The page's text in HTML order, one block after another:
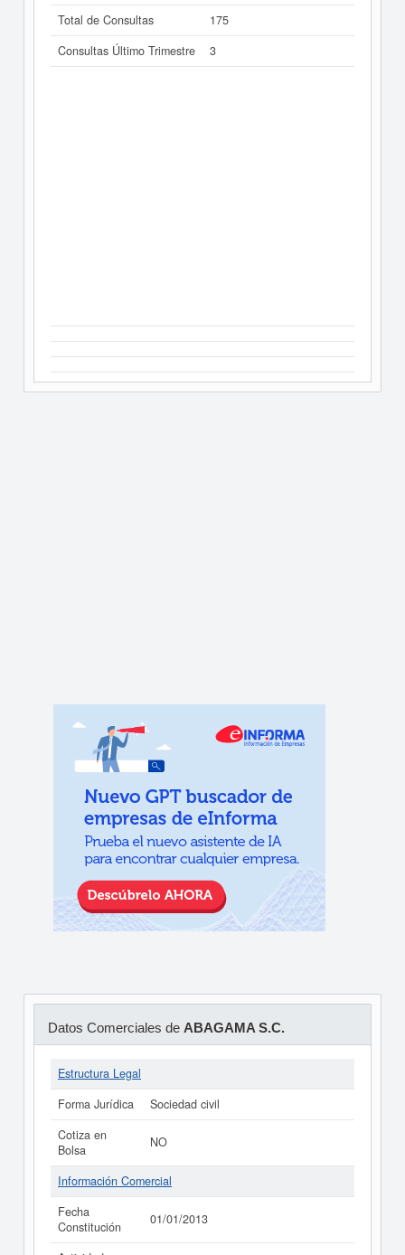
Total de Consultas
175
Consultas Último Trimestre
3
Datos Comerciales de ABAGAMA S.C.
Estructura Legal
Forma Jurídica
Sociedad civil
Cotiza en
Bolsa
NO
Información Comercial
Fecha
Constitución
01/01/2013